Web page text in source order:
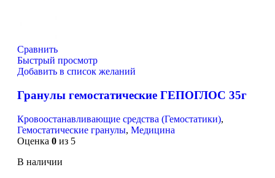
Сравнить
Быстрый просмотр
Добавить в список желаний
Гранулы гемостатические ГЕПОГЛОС 35г
Кровоостанавливающие средства (Гемостатики),
Гемостатические гранулы, Медицина
Оценка 0 из 5
В наличии